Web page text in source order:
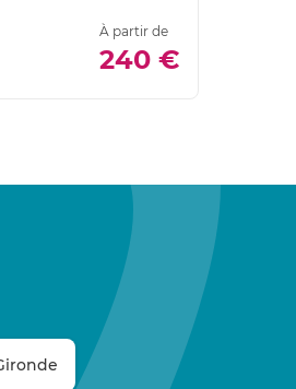
À partir de
240 €